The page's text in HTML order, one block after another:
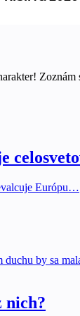
Európu…
duchu by sa
nich?